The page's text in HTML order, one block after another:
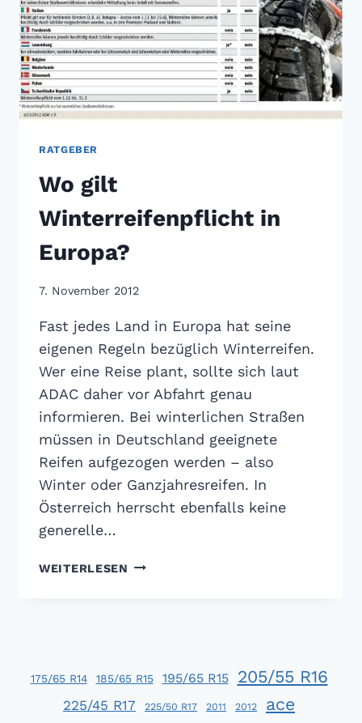
RATGEBER
Wo gilt
Winterreifenpflicht in
Europa?
7. November 2012
Fast jedes Land in Europa hat seine
eigenen Regeln bezüglich Winterreifen.
Wer eine Reise plant, sollte sich laut
ADAC daher vor Abfahrt genau
informieren. Bei winterlichen Straßen
müssen in Deutschland geeignete
Reifen aufgezogen werden – also
Winter oder Ganzjahresreifen. In
Österreich herrscht ebenfalls keine
generelle…
WEITERLESEN WO
175/65 R14 185/65 R15 195/65 R15 205/55 R16
225/45 R17 225/50 R17 2011 2012 ace